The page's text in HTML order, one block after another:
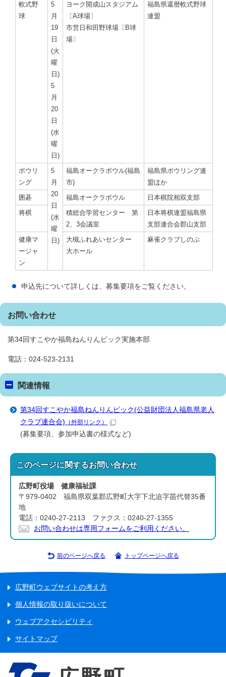
軟式野
球
5
月
19
日
(火
曜
日)
5
月
20
日
(水
曜
日)
ヨーク開成山スタジアム
〔A球場〕
市営日和田野球場〔B球
場〕
福島県還暦軟式野球
連盟
ボウリ
ング
5
月
20
日
(水
曜
日)
福島オークラボウル(福島
市)
福島県ボウリング連
盟ほか
囲碁
福島オークラボウル
日本棋院相双支部
将棋
積総合学習センター 第
2、3会議室
日本将棋連盟福島県
支部連合会郡山支部
健康マ
ージャ
ン
大槻ふれあいセンター
大ホール
麻雀クラブしのぶ
申込先について詳しくは、募集要項をご覧ください。
お問い合わせ
第34回すこやか福島ねんりんピック実施本部
電話：024-523-2131
関連情報
第34回すこやか福島ねんりんピック(公益財団法人福島県老人
クラブ連合会) （外部リンク）
(募集要項、参加申込書の様式など)
このページに関するお問い合わせ
広野町役場 健康福祉課
〒979-0402 福島県双葉郡広野町大字下北迫字苗代替35番
地
電話：0240-27-2113 ファクス：0240-27-1355
お問い合わせは専用フォームをご利用ください。
前のページへ戻る トップページへ戻る
広野町ウェブサイトの考え方
個人情報の取り扱いについて
ウェブアクセシビリティ
サイトマップ